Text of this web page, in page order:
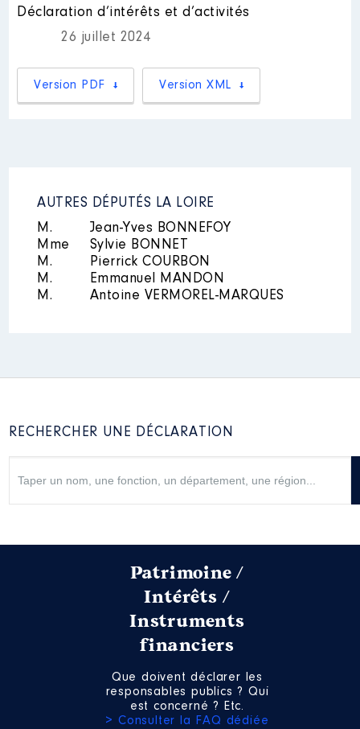
Description des autres activités
professionnelles exercées :
Déclaration d’intérêts et d’activités
26 juillet 2024
Version PDF Version XML
AUTRES DÉPUTÉS LA LOIRE
M.
Jean-Yves BONNEFOY
Mme
Sylvie BONNET
M.
Pierrick COURBON
M.
Emmanuel MANDON
M.
Antoine VERMOREL-MARQUES
RECHERCHER UNE DÉCLARATION
Patrimoine /
Intérêts /
Instruments
financiers
Que doivent déclarer les
responsables publics ? Qui
est concerné ? Etc.
> Consulter la FAQ dédiée